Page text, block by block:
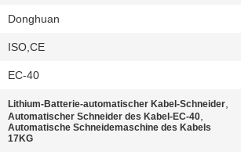
Donghuan
ISO,CE
EC-40
Lithium-Batterie-automatischer Kabel-Schneider,
Automatischer Schneider des Kabel-EC-40,
Automatische Schneidemaschine des Kabels
17KG